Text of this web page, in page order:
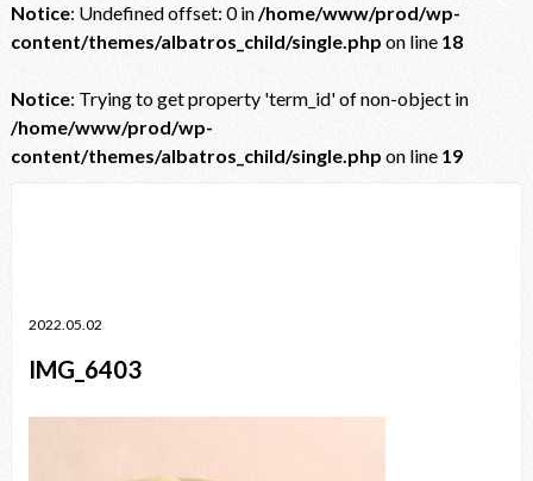
Notice: Undefined offset: 0 in/home/www/prod/wp-
content/themes/albatros_child/single.php on line 18
Notice: Trying to get property 'term_id' of non-object in
/home/www/prod/wp-
content/themes/albatros_child/single.php on line 19
2022.05.02
IMG_6403